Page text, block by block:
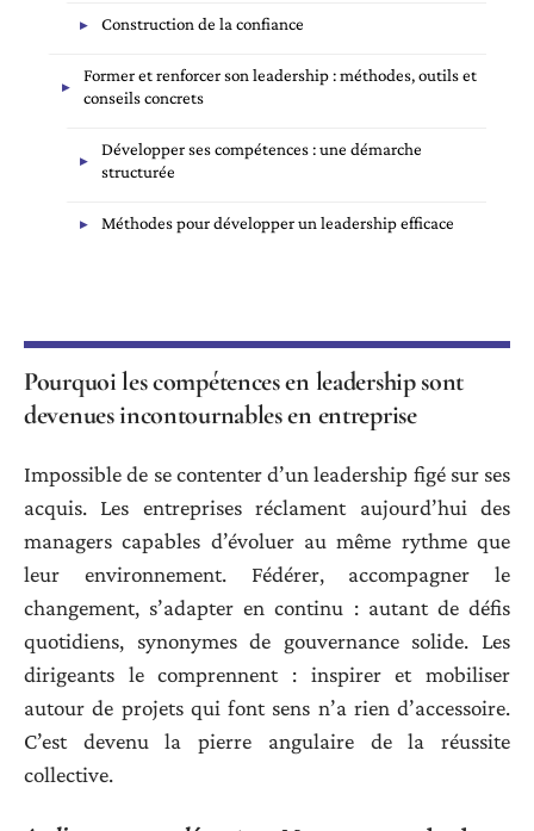
Construction de la confiance
Former et renforcer son leadership : méthodes, outils et
conseils concrets
Développer ses compétences : une démarche
structurée
Méthodes pour développer un leadership efficace
Pourquoi les compétences en leadership sont
devenues incontournables en entreprise
Impossible de se contenter d’un leadership figé sur ses
acquis. Les entreprises réclament aujourd’hui des
managers capables d’évoluer au même rythme que
leur environnement. Fédérer, accompagner le
changement, s’adapter en continu : autant de défis
quotidiens, synonymes de gouvernance solide. Les
dirigeants le comprennent : inspirer et mobiliser
autour de projets qui font sens n’a rien d’accessoire.
C’est devenu la pierre angulaire de la réussite
collective.